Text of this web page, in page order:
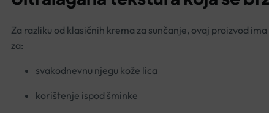
Za razliku od klasičnih krema za sunčanje, ovaj proizvod ima
za:
svakodnevnu njegu kože lica
korištenje ispod šminke